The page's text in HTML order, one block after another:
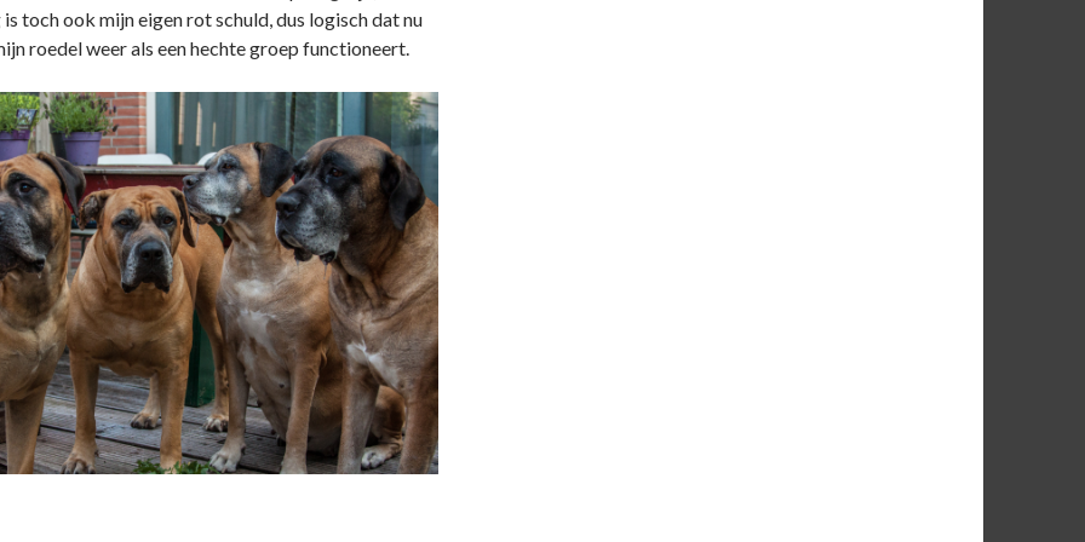
toch ook mijn eigen rot schuld, dus logisch dat nu
roedel weer als een hechte groep functioneert.
maak je de verkeerde beslissingen!